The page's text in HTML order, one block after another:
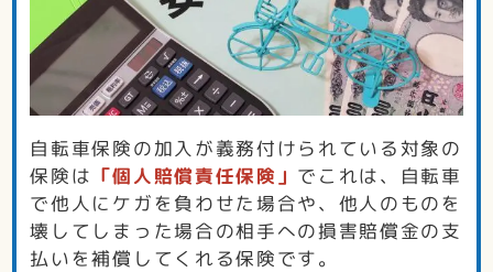
自転車保険の加入が義務付けられている対象の
保険は 「個人賠償責任保険」 でこれは、自転車
で他人にケガを負わせた場合や、他人のものを
壊してしまった場合の相手への損害賠償金の支
払いを補償してくれる保険です。